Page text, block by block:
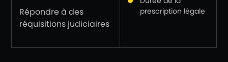
Répondre à des
réquisitions judiciaires
prescription légale